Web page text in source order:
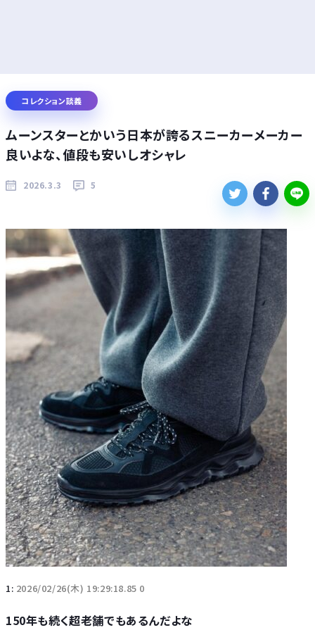
コレクション談義
ムーンスターとかいう日本が誇るスニーカーメーカー
良いよな、値段も安いしオシャレ
2026.3.3 5
1: 2026/02/26(木) 19:29:18.85 0
150年も続く超老舗でもあるんだよな